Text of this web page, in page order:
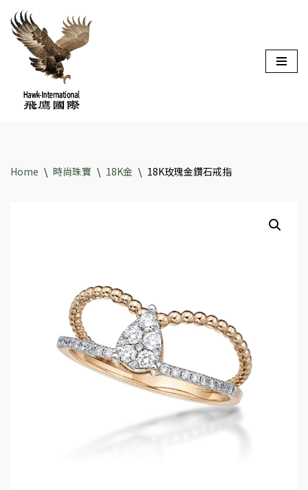
Skip
content
Home \ 時尚珠寶 \ 18K金 \ 18K玫瑰金鑽石戒指